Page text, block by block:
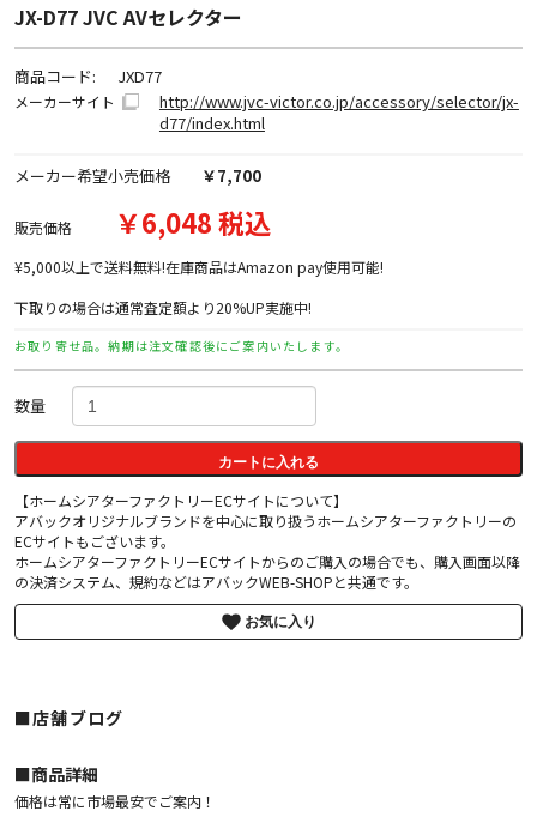
JX-D77 JVC AVセレクター
商品コード: JXD77
メーカーサイト
http://www.jvc-victor.co.jp/accessory/selector/jx-
d77/index.html
メーカー希望小売価格 ￥7,700
販売価格 ￥6,048 税込
¥5,000以上で送料無料!在庫商品はAmazon pay使用可能!
下取りの場合は通常査定額より20%UP実施中!
お取り寄せ品。納期は注文確認後にご案内いたします。
数量
カートに入れる
【ホームシアターファクトリーECサイトについて】
アバックオリジナルブランドを中心に取り扱うホームシアターファクトリーの
ECサイトもございます。
ホームシアターファクトリーECサイトからのご購入の場合でも、購入画面以降
の決済システム、規約などはアバックWEB-SHOPと共通です。
お気に入り
■店舗ブログ
■︎商品詳細
価格は常に市場最安でご案内！